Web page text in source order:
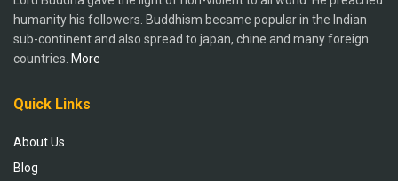
humanity his followers. Buddhism became popular in the Indian
sub-continent and also spread to japan, chine and many foreign
countries. More
Quick Links
About Us
Blog